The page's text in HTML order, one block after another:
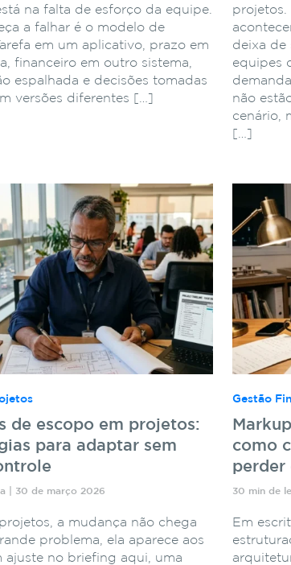
na falta de esforço da equipe.
a falhar é o modelo de
em um aplicativo, prazo em
financeiro em outro sistema,
espalhada e decisões tomadas
versões diferentes […]
projetos.
deixa de
equipes
não
cenário,
[…]
de escopo em projetos:
para adaptar sem
| 30 de março 2026
a mudança não chega
problema, ela aparece aos
ajuste no briefing aqui, uma
Gestão
como
perder
30 min de
Em